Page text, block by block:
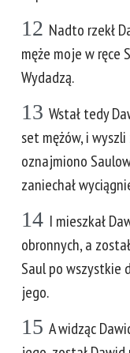
12 Nadto rzekł
męże moje w ręce
Wydadzą.
13 Wstał tedy
set mężów, i
oznajmiono
zaniechał
14 I mieszkał
obronnych, a
Saul po wszystkie
jego.
15 A widząc